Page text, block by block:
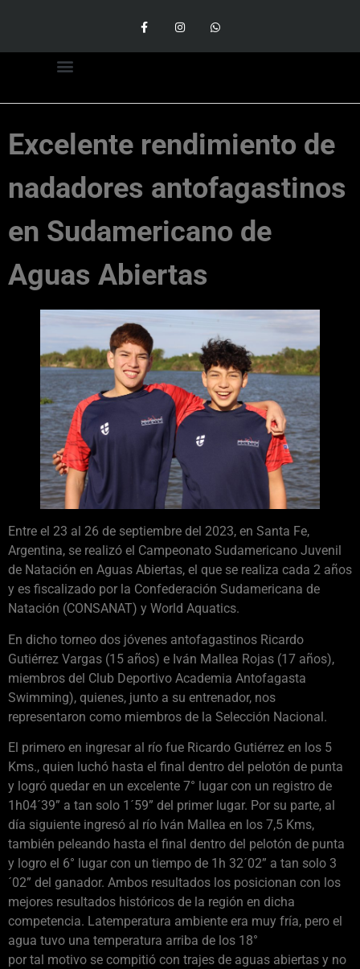
Excelente rendimiento de
nadadores antofagastinos
en Sudamericano de
Aguas Abiertas
Entre el 23 al 26 de septiembre del 2023, en Santa Fe,
Argentina, se realizó el Campeonato Sudamericano Juvenil
de Natación en Aguas Abiertas, el que se realiza cada 2 años
y es fiscalizado por la Confederación Sudamericana de
Natación (CONSANAT) y World Aquatics.
En dicho torneo dos jóvenes antofagastinos Ricardo
Gutiérrez Vargas (15 años) e Iván Mallea Rojas (17 años),
miembros del Club Deportivo Academia Antofagasta
Swimming), quienes, junto a su entrenador, nos
representaron como miembros de la Selección Nacional.
El primero en ingresar al río fue Ricardo Gutiérrez en los 5
Kms., quien luchó hasta el final dentro del pelotón de punta
y logró quedar en un excelente 7° lugar con un registro de
1h04´39” a tan solo 1´59” del primer lugar. Por su parte, al
día siguiente ingresó al río Iván Mallea en los 7,5 Kms,
también peleando hasta el final dentro del pelotón de punta
y logro el 6° lugar con un tiempo de 1h 32´02” a tan solo 3
´02” del ganador. Ambos resultados los posicionan con los
mejores resultados históricos de la región en dicha
competencia. Latemperatura ambiente era muy fría, pero el
agua tuvo una temperatura arriba de los 18°
por tal motivo se compitió con trajes de aguas abiertas y no